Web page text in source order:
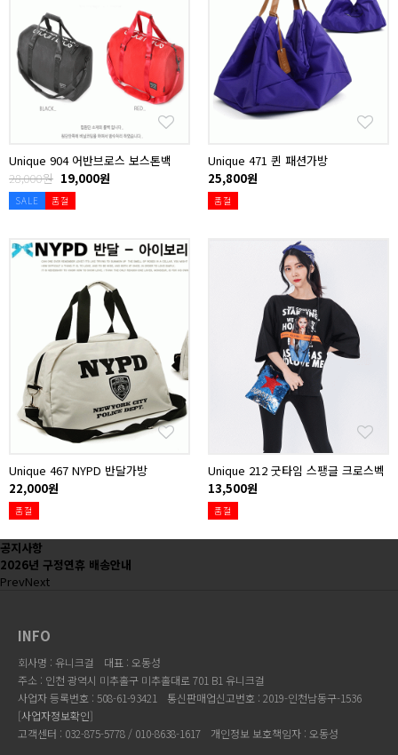
Unique 904 어반브로스 보스톤백
28,000원 19,000원
SALE 품절
Unique 471 퀸 패션가방
25,800원
품절
Unique 467 NYPD 반달가방
22,000원
품절
Unique 212 굿타임 스팽글 크로스벡
13,500원
품절
공지사항
2026년 구정연휴 배송안내
PrevNext
INFO
회사명 : 유니크걸
대표 : 오동성
주소 : 인천 광역시 미추홀구 미추홀대로 701 B1 유니크걸
사업자 등록번호 : 508-61-93421
통신판매업신고번호 : 2019-인천남동구-1536
[사업자정보확인]
고객센터 : 032-875-5778 / 010-8638-1617
개인정보 보호책임자 : 오동성